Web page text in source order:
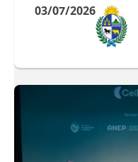
03/07/2026